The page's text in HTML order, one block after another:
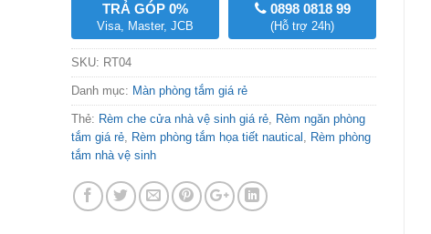
TRẢ GÓP 0%
Visa, Master, JCB
0898 0818 99
(Hỗ trợ 24h)
SKU: RT04
Danh mục: Màn phòng tắm giá rẻ
Thẻ: Rèm che cửa nhà vệ sinh giá rẻ, Rèm ngăn phòng
tắm giá rẻ, Rèm phòng tắm họa tiết nautical , Rèm phòng
tắm nhà vệ sinh